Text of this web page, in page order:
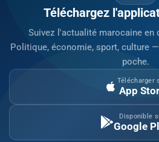
Téléchargez
Suivez l'actualité marocaine en
Politique, économie, sport, culture
poche.
Télécharger
App
Disponible
Google